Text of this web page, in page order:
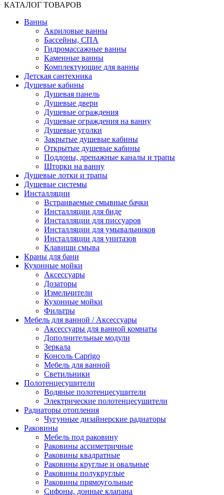
КАТАЛОГ ТОВАРОВ
Ванны
Акриловые ванны
Бассейны, СПА
Гидромассажные ванны
Каменные ванны
Комплектующие для ванны
Детская сантехника
Душевые кабины
Душевая панель
Душевые двери
Душевые ограждения
Душевые ограждения на ванну
Душевые уголки
Закрытые душевые кабины
Открытые душевые кабины
Поддоны, дренажные каналы и трапы
Шторки на ванну
Душевые лотки и трапы
Душевые системы
Инсталляции
Встраиваемые смывные бачки
Инсталляции для биде
Инсталляции для писсуаров
Инсталляции для умывальников
Инсталляции для унитазов
Клавиши смыва
Краны для бани
Кухонные мойки
Аксессуары
Дозаторы
Измельчители
Кухонные мойки
Фильтры
Мебель для ванной / Аксессуары
Аксессуары для ванной комнаты
Дополнительные модули
Зеркала
Консоль Caprigo
Мебель для ванной
Светильники
Полотенцесушители
Водяные полотенцесушители
Электрические полотенцесушители
Радиаторы отопления
Чугунные дизайнерские радиаторы
Раковины
Мебель под раковину
Раковины ассиметричные
Раковины квадратные
Раковины круглые и овальные
Раковины полукруглые
Раковины прямоугольные
Сифоны, донные клапана